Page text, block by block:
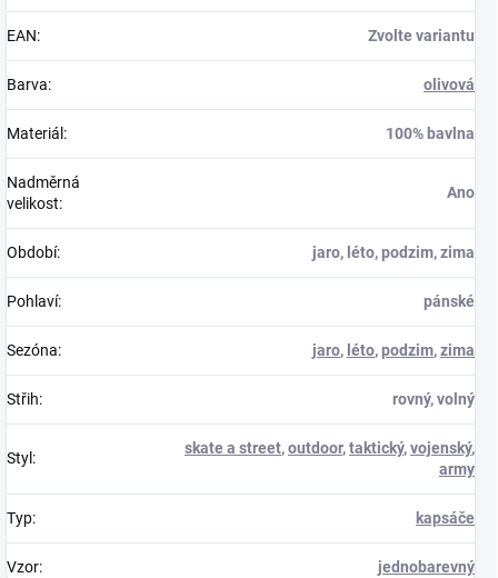
EAN: Zvolte variantu
Barva: olivová
Materiál : 100% bavlna
Nadměrná
velikost:
Ano
Období: jaro, léto, podzim, zima
Pohlaví: pánské
Sezóna: jaro, léto,podzim,zima
Střih: rovný, volný
Styl :
skate a street,outdoor,taktický,vojenský,
army
Typ: kapsáče
Vzor: jednobarevný